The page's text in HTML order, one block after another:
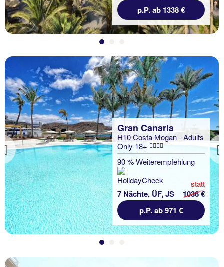
p.P. ab 1338 €
Previous
Gran Canaria
H10 Costa Mogan - Adults
Only 18+
90 % Weiterempfehlung
7 Nächte, ÜF, JS
statt
1036 €
p.P. ab 971 €